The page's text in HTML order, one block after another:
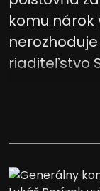
komu nárok
riaditeľstvo